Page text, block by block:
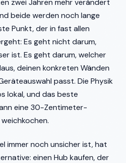
zwei Jahren mehr verändert
beide werden noch lange
Punkt, der in fast allen
Es geht nicht darum,
ist. Es geht darum, welcher
deinen konkreten Wänden
passt. Die Physik
lokal, und das beste
eine 30-Zentimeter-
immer noch unsicher ist, hat
einen Hub kaufen, der